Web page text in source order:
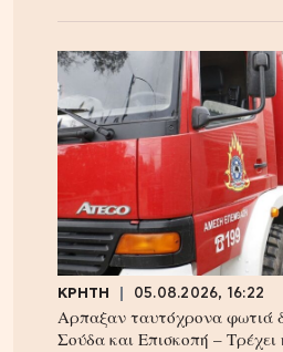
ΚΡΗΤΗ 05.08.2026, 16:22
Αρπαξαν ταυτόχρονα φωτιά
Σούδα και Επισκοπή – Τρέχει